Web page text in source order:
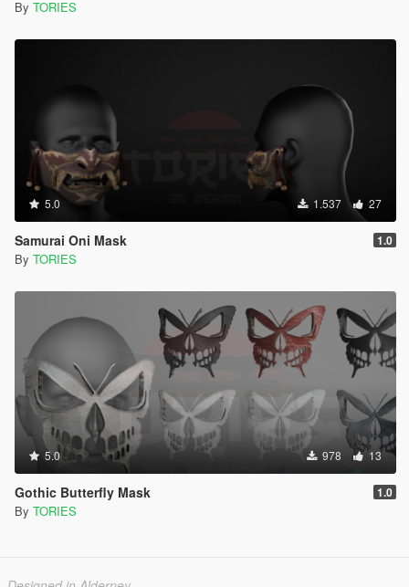
By TORIES
5.0 1.537 27
Samurai Oni Mask 1.0
By TORIES
5.0 978 13
Gothic Butterfly Mask 1.0
By TORIES